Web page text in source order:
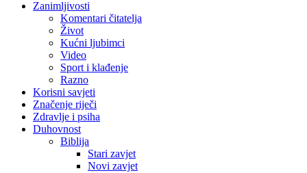
Zanimljivosti
Komentari čitatelja
Život
Kućni ljubimci
Video
Sport i klađenje
Razno
Korisni savjeti
Značenje riječi
Zdravlje i psiha
Duhovnost
Biblija
Stari zavjet
Novi zavjet